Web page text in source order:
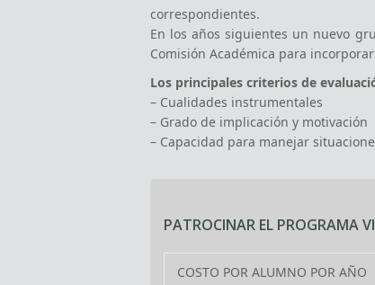
– Cualidades instrumentales
– Grado de implicación y motivación
– Capacidad para manejar
PATROCINAR EL PROGRAMA
CLASES INDIVIDUALES
EXAMEN ABRSM